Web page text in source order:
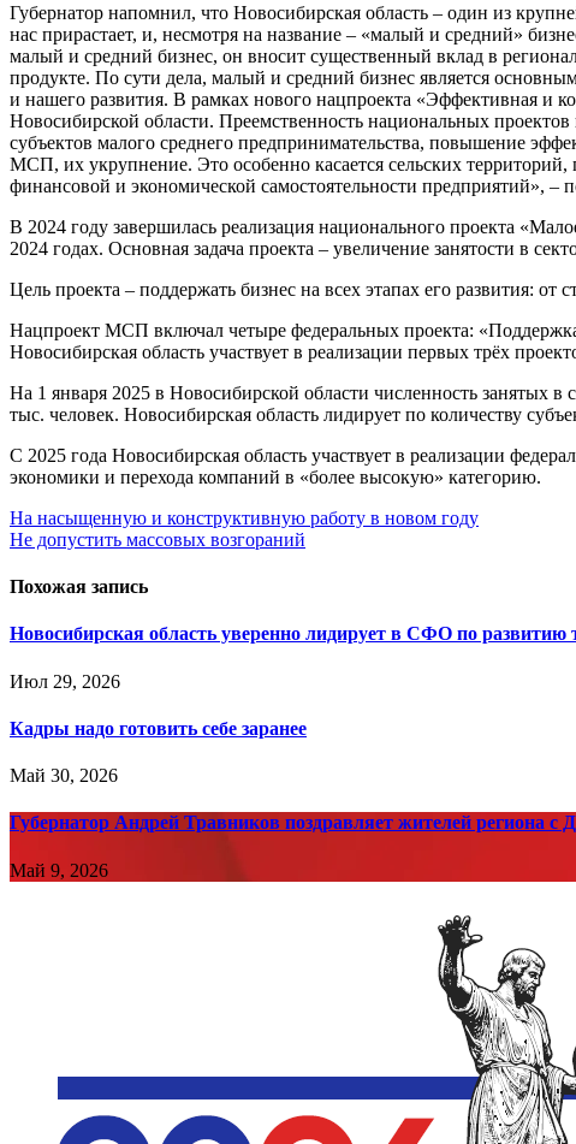
Губернатор напомнил, что Новосибирская область – один из
нас прирастает, и, несмотря на название – «малый и средний»
малый и средний бизнес, он вносит существенный вклад в
продукте. По сути дела, малый и средний бизнес является
и нашего развития. В рамках нового нацпроекта «Эффективная и
Новосибирской области. Преемственность национальных
субъектов малого среднего предпринимательства, повышение
МСП, их укрупнение. Это особенно касается сельских
финансовой и экономической самостоятельности предприятий», –
В 2024 году завершилась реализация национального проекта
2024 годах. Основная задача проекта – увеличение занятости в
Цель проекта – поддержать бизнес на всех этапах его развития:
Нацпроект МСП включал четыре федеральных проекта:
Новосибирская область участвует в реализации первых трёх
На 1 января 2025 в Новосибирской области численность занятых
тыс. человек. Новосибирская область лидирует по количеству
С 2025 года Новосибирская область участвует в реализации
экономики и перехода компаний в «более высокую» категорию.
Навигация
по
записям
На насыщенную и конструктивную работу в новом году
Не допустить массовых возгораний
Похожая запись
Новосибирская область уверенно лидирует в СФО по развитию
Июл 29, 2026
Кадры надо готовить себе заранее
Май 30, 2026
Губернатор Андрей Травников поздравляет жителей региона с
Май 9, 2026